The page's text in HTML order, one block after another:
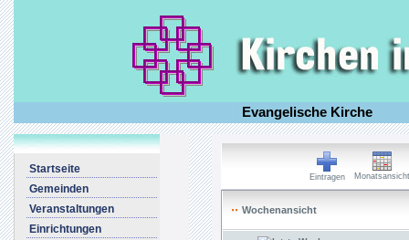
Evangelische Kirche
Startseite
Gemeinden
Veranstaltungen
Einrichtungen
Eintragen Monatsansicht
Wochenansicht